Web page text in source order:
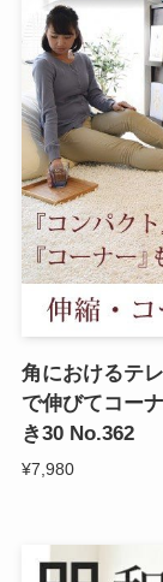
角におけるテ
で伸びてコー
き30 No.362
¥7,980